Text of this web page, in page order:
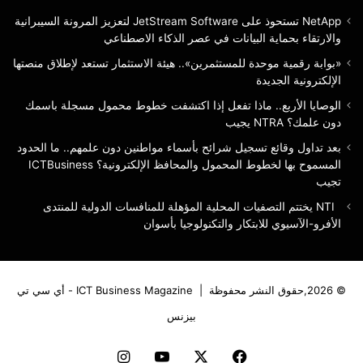
NetApp تستحوذ على JetStream Software لتعزيز المرونة السيبرانية
والارتقاء بحماية البيانات في عصر الذكاء الاصطناعي
«بوابة رقمية موحدة للمستثمرين».. هيئة الاستثمار تستعد لإطلاق منصتها
الإلكترونية الجديدة
الوصايا الأربع.. ماذا تفعل إذا اكتشفت خطوط محمول مسجلة باسمك
دون علمك؟ NTRA يجيب
بعد تداول وقائع تسجيل شرائح بأسماء مواطنين دون علمهم.. ما الحدود
المسموح بها لخطوط المحمول والمحافظ الإلكترونية؟ ICTBusiness
تجيب
NTI يختتم التصفيات المحلية المؤهلة للمنافسات الدولية للمنتدى
الأفرو-الآسيوي للابتكار والتكنولوجيا بأسوان
© 2026,حقوق النشر محفوظة |
ICT Business Magazine - أي سي تي
بيزنس
فيسبوك ‫YouTubeانستقرام